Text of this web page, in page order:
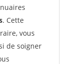
. Cette
vous
de soigner